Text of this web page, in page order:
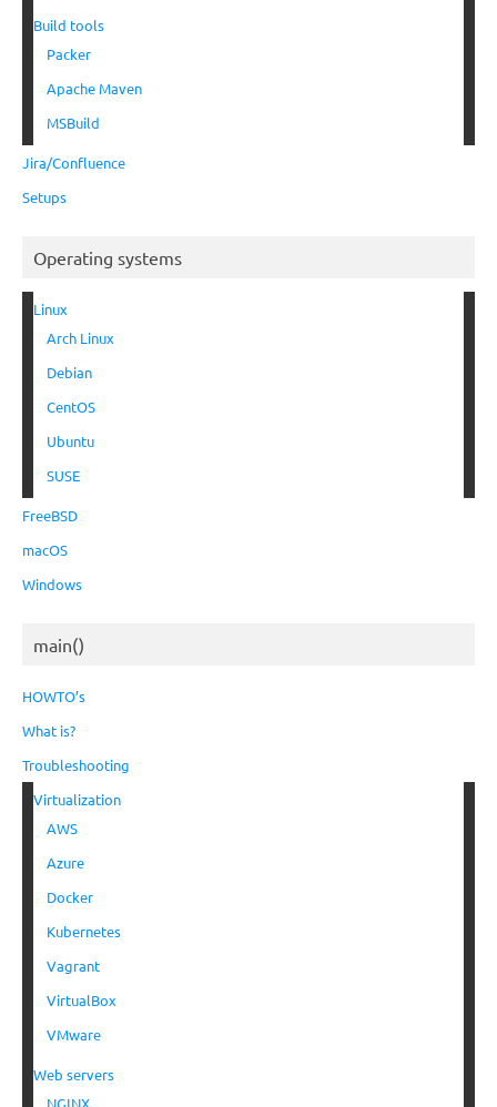
Build tools
Packer
Apache Maven
MSBuild
Jira/Confluence
Setups
Operating systems
Linux
Arch Linux
Debian
CentOS
Ubuntu
SUSE
FreeBSD
macOS
Windows
main()
HOWTO’s
What is?
Troubleshooting
Virtualization
AWS
Azure
Docker
Kubernetes
Vagrant
VirtualBox
VMware
Web servers
NGINX